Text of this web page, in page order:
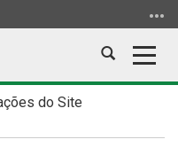
Abrir
do Site